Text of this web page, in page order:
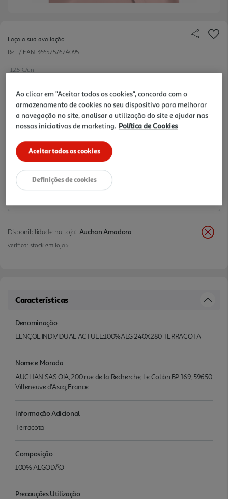
Faça a sua avaliação
Ref. / EAN: 3665257624095
12.5 €/un
-22%
Price reduced from
15,99 €to
12,50 €
Notas de preparação
Disponibilidade na loja: Auchan Amadora
verificar stock em loja >
Características
Denominação
LENÇOL INDIVIDUAL ACTUEL:100%ALG 240X280 TERRACOTA
Nome e Morada
AUCHAN SAS OIA, 200 rue de la Recherche, Le Colibri BP 169, 59650
Villeneuve d'Ascq, France
Informação Adicional
Terracota
Composição
100% ALGODÃO
Precauções Utilização
Ao clicar em "Aceitar todos os cookies", concorda com o
armazenamento de cookies no seu dispositivo para melhorar
a navegação no site, analisar a utilização do site e ajudar nas
nossas iniciativas de marketing. Política de Cookies
Aceitar todos os cookies
Definições de cookies